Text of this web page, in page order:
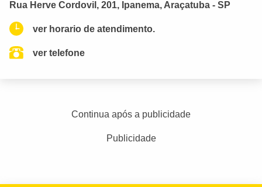
Rua Herve Cordovil, 201, Ipanema, Araçatuba - SP
ver horario de atendimento.
ver telefone
Continua após a publicidade
Publicidade